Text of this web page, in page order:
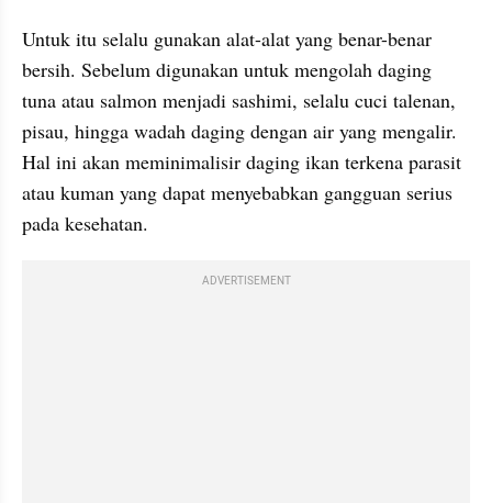
Untuk itu selalu gunakan alat-alat yang benar-benar
bersih. Sebelum digunakan untuk mengolah daging
tuna atau salmon menjadi sashimi, selalu cuci talenan,
pisau, hingga wadah daging dengan air yang mengalir.
Hal ini akan meminimalisir daging ikan terkena parasit
atau kuman yang dapat menyebabkan gangguan serius
pada kesehatan.
ADVERTISEMENT